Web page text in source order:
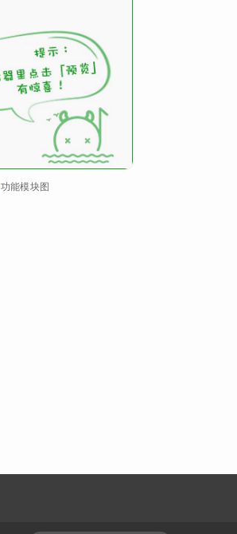
功能模块图